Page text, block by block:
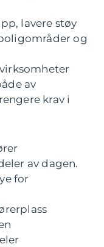
lavere støy
og
av
krav i
av dagen.
for